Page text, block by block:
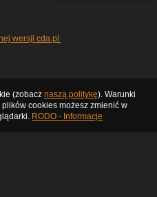
wersji cda.pl
(zobacz naszą politykę). Warunki
cookies możesz zmienić w
RODO - Informacje